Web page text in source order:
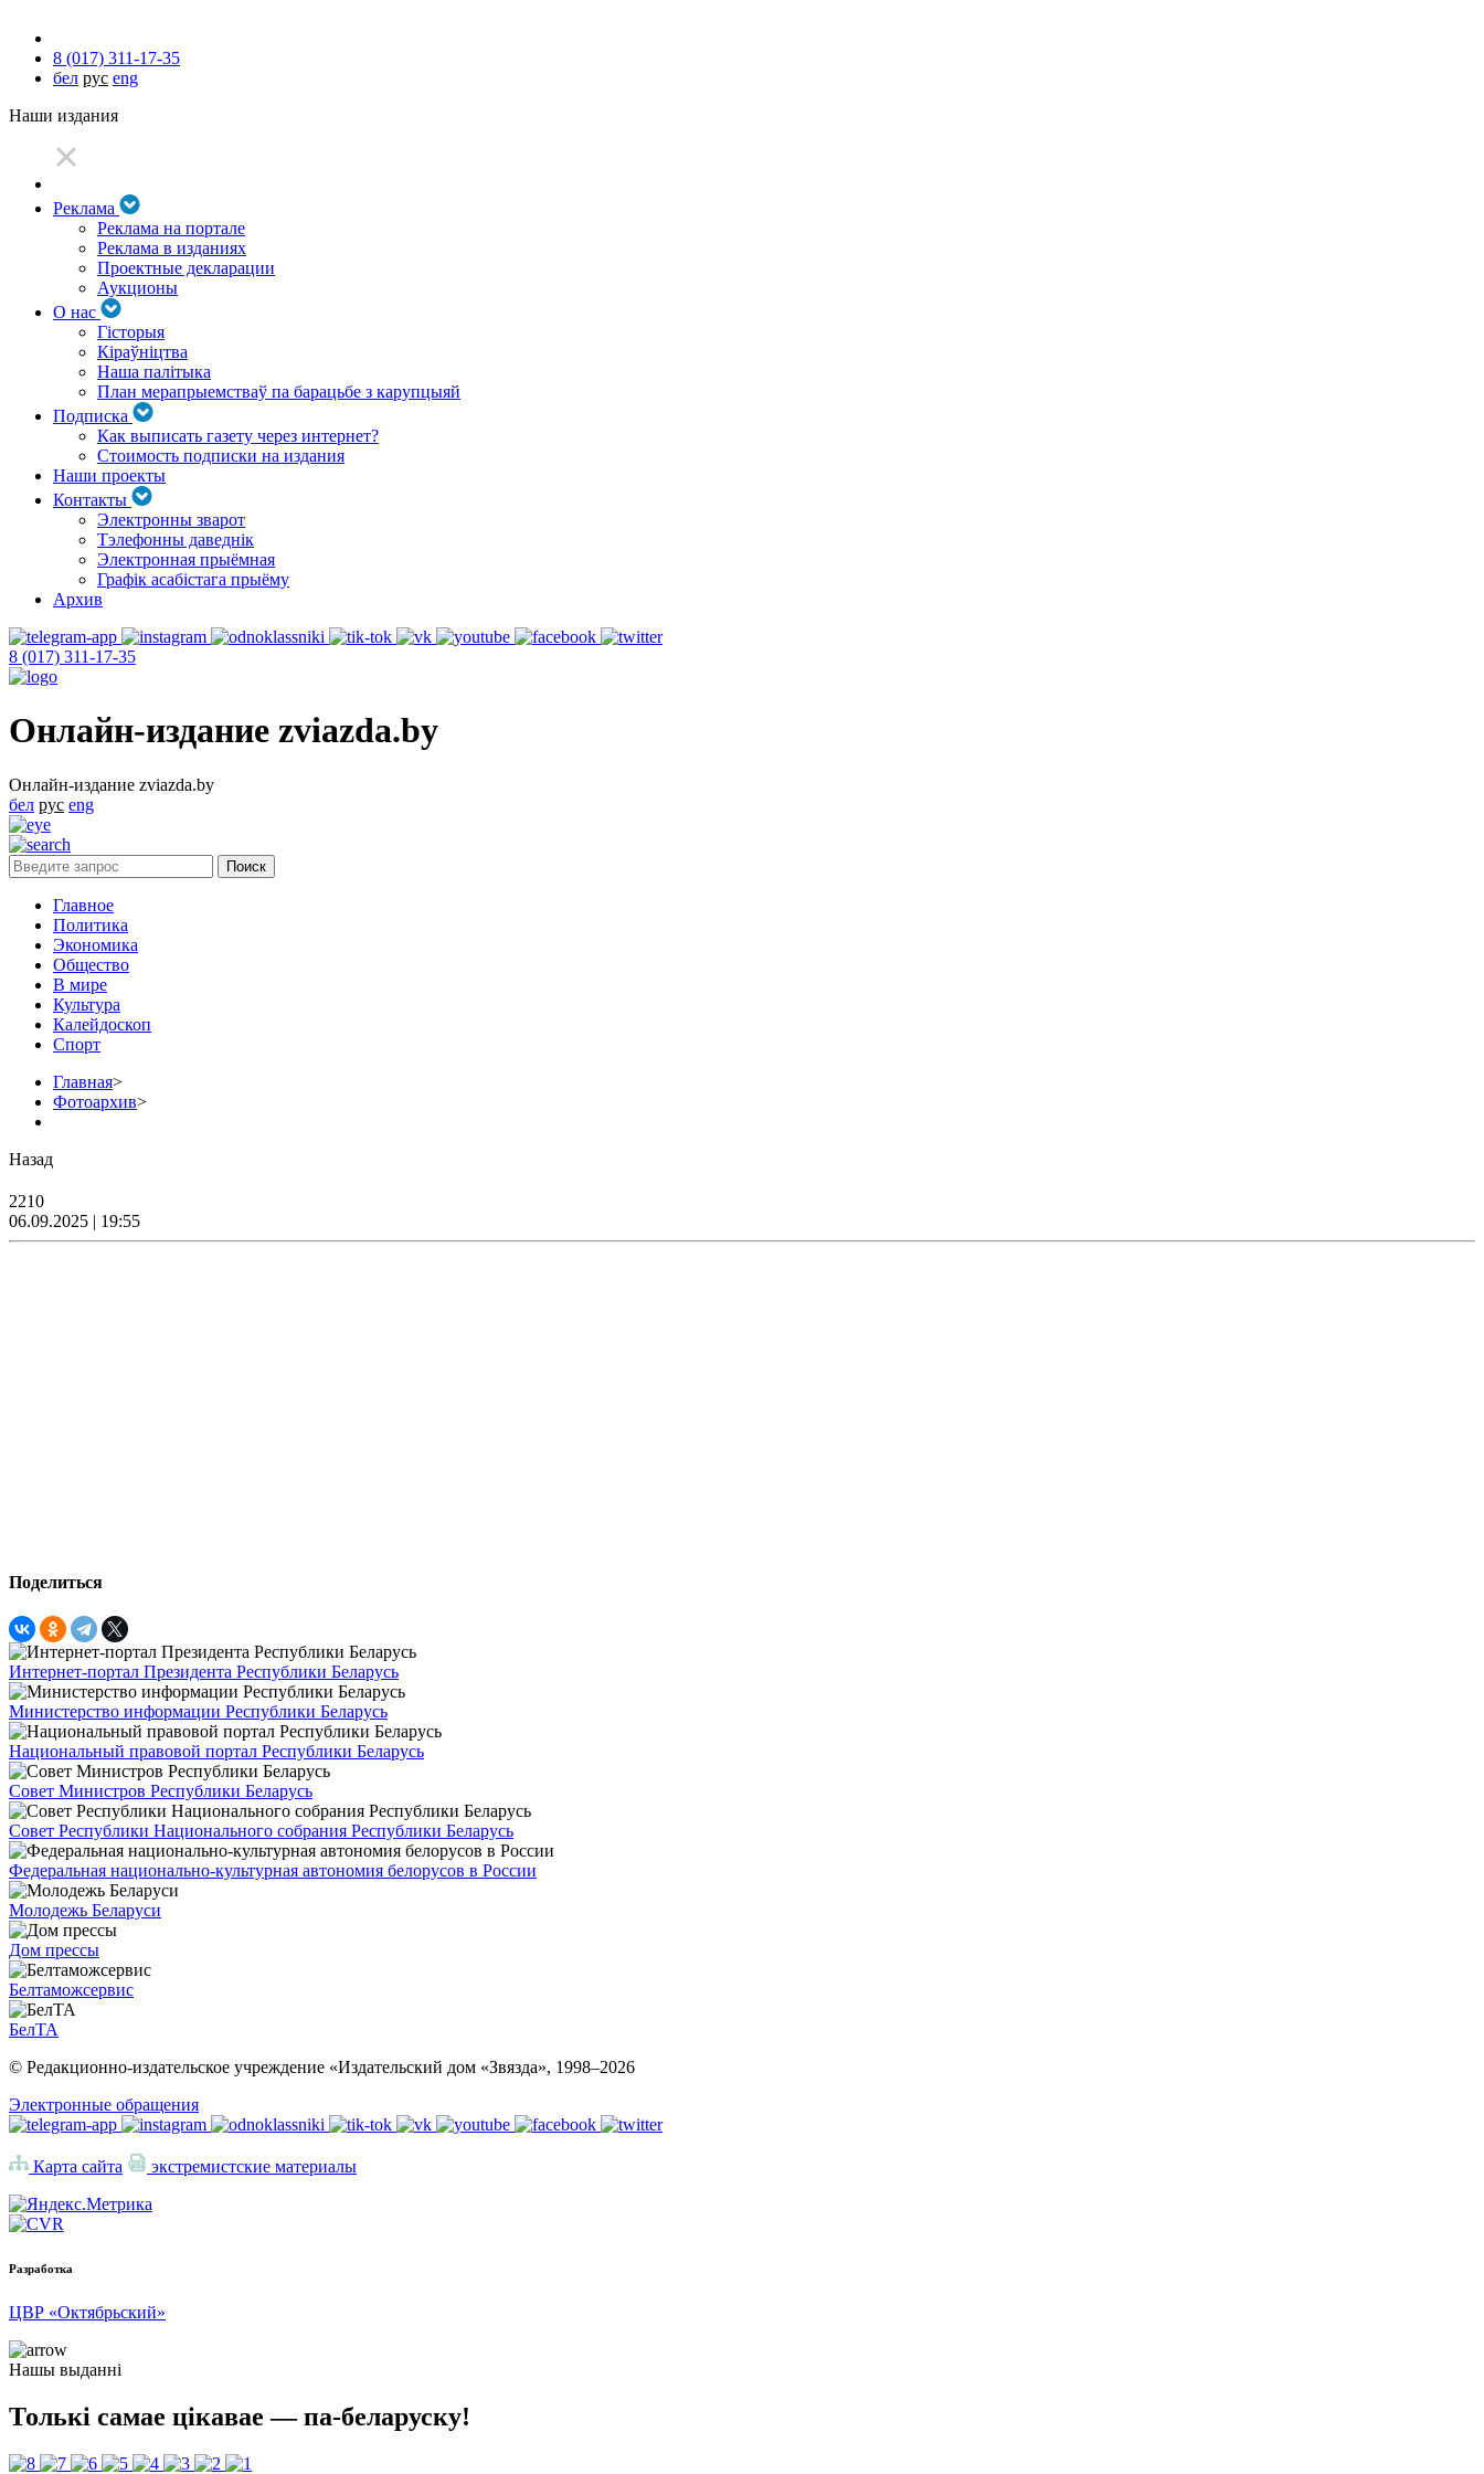
8 (017) 311-17-35
бел рус eng
Наши издания
Реклама
Реклама на портале
Реклама в изданиях
Проектные декларации
Аукционы
О нас
Гісторыя
Кіраўніцтва
Наша палітыка
План мерапрыемстваў па барацьбе з карупцыяй
Подписка
Как выписать газету через интернет?
Стоимость подписки на издания
Наши проекты
Контакты
Электронны зварот
Тэлефонны даведнік
Электронная прыёмная
Графік асабістага прыёму
Архив
8 (017) 311-17-35
Онлайн-издание zviazda.by
Онлайн-издание zviazda.by
бел рус eng
Главное
Политика
Экономика
Общество
В мире
Культура
Калейдоскоп
Спорт
Главная>
Фотоархив>
Назад
2210
06.09.2025 | 19:55
Поделиться
Интернет-портал Президента Республики Беларусь
Министерство информации Республики Беларусь
Национальный правовой портал Республики Беларусь
Совет Министров Республики Беларусь
Совет Республики Национального собрания Республики Беларусь
Федеральная национально-культурная автономия белорусов в России
Молодежь Беларуси
Дом прессы
Белтаможсервис
БелТА
© Редакционно-издательское учреждение «Издательский дом «Звязда», 1998–2026
Электронные обращения
Карта сайта экстремистские материалы
Разработка
ЦВР «Октябрьский»
Нашы выданні
Толькі самае цікавае — па-беларуску!